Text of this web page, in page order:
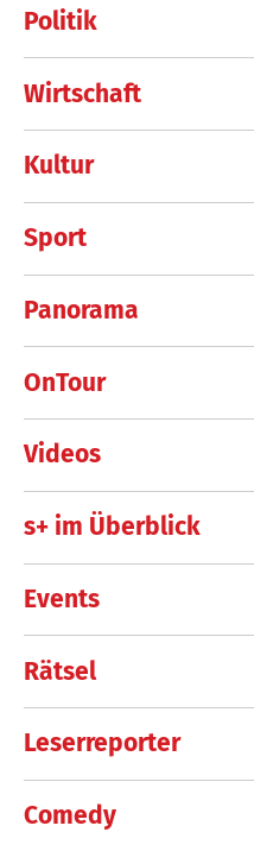
Politik
Wirtschaft
Kultur
Sport
Panorama
OnTour
Videos
s+ im Überblick
Events
Rätsel
Leserreporter
Comedy